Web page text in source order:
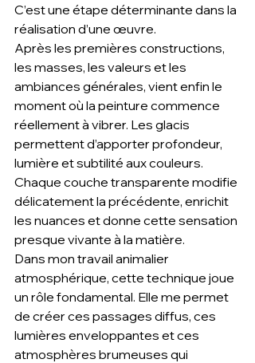
C’est une étape déterminante dans la
réalisation d’une œuvre.
Après les premières constructions,
les masses, les valeurs et les
ambiances générales, vient enfin le
moment où la peinture commence
réellement à vibrer. Les glacis
permettent d’apporter profondeur,
lumière et subtilité aux couleurs.
Chaque couche transparente modifie
délicatement la précédente, enrichit
les nuances et donne cette sensation
presque vivante à la matière.
Dans mon travail animalier
atmosphérique, cette technique joue
un rôle fondamental. Elle me permet
de créer ces passages diffus, ces
lumières enveloppantes et ces
atmosphères brumeuses qui